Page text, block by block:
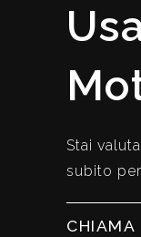
Stai
subito
CHIAMA